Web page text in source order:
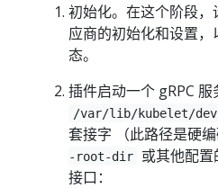
初始化。在这个阶段
应商的初始化和设置
态。
插件启动一个 gRPC
/var/lib/kubelet/
套接字 （此路径是硬
-root-dir
或其他配
接口：